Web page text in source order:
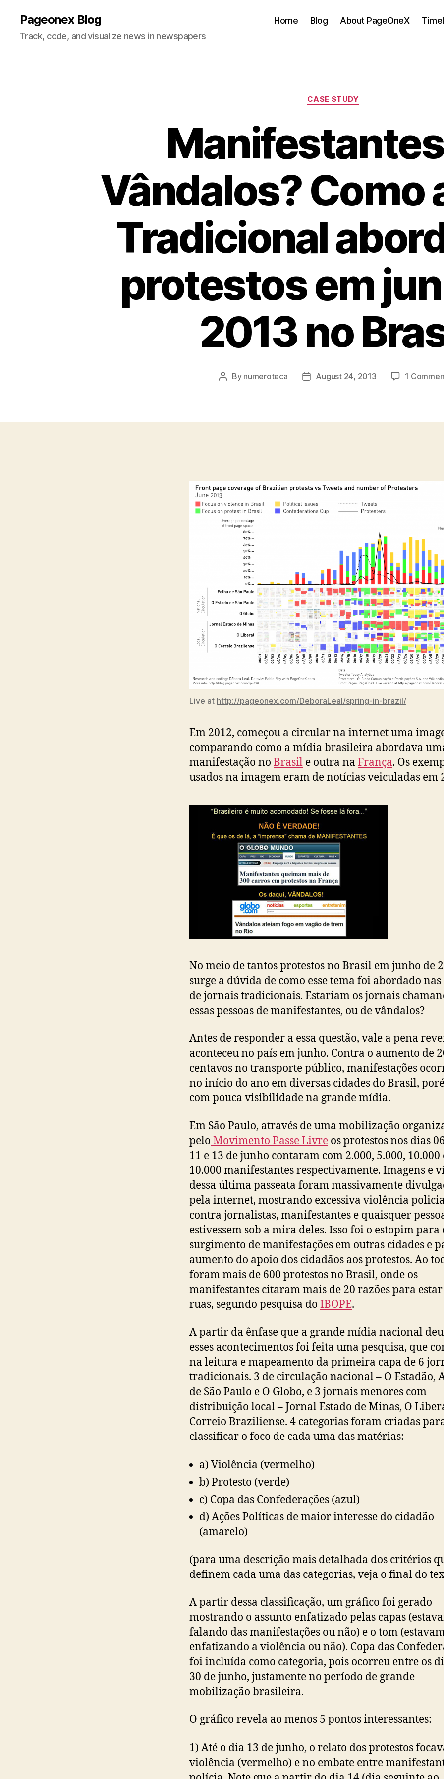
Pageonex Blog
Track, code, and visualize news in newspapers
Home Blog About PageOneX
Categories
CASE STUDY
Vândalos? Como
Tradicional
protestos em
2013 no
Post
By numeroteca
PostAugust 24, 2013 1
Live at http://pageonex.com/DeboraLeal/spring-in-brazil/
Em 2012, começou a circular na internet uma
comparando como a mídia brasileira abordava
manifestação no Brasil e outra na França. Os
usados na imagem eram de notícias veiculadas em
No meio de tantos protestos no Brasil em junho de
surge a dúvida de como esse tema foi abordado nas
de jornais tradicionais. Estariam os jornais
essas pessoas de manifestantes, ou de vândalos?
Antes de responder a essa questão, vale a pena
aconteceu no país em junho. Contra o aumento de
centavos no transporte público, manifestações
no início do ano em diversas cidades do Brasil,
com pouca visibilidade na grande mídia.
Em São Paulo, através de uma mobilização
pelo Movimento Passe Livre os protestos nos dias
11 e 13 de junho contaram com 2.000, 5.000, 10.000
10.000 manifestantes respectivamente. Imagens e
dessa última passeata foram massivamente
pela internet, mostrando excessiva violência
contra jornalistas, manifestantes e quaisquer
estivessem sob a mira deles. Isso foi o estopim para
surgimento de manifestações em outras cidades e
aumento do apoio dos cidadãos aos protestos. Ao
foram mais de 600 protestos no Brasil, onde os
manifestantes citaram mais de 20 razões para
ruas, segundo pesquisa do IBOPE.
A partir da ênfase que a grande mídia nacional
esses acontecimentos foi feita uma pesquisa, que
na leitura e mapeamento da primeira capa de 6
tradicionais. 3 de circulação nacional – O Estadão,
de São Paulo e O Globo, e 3 jornais menores com
distribuição local – Jornal Estado de Minas, O
Correio Braziliense. 4 categorias foram criadas
classificar o foco de cada uma das matérias:
a) Violência (vermelho)
b) Protesto (verde)
c) Copa das Confederações (azul)
d) Ações Políticas de maior interesse do cidadão
(amarelo)
(para uma descrição mais detalhada dos critérios
definem cada uma das categorias, veja o final do
A partir dessa classificação, um gráfico foi gerado
mostrando o assunto enfatizado pelas capas
falando das manifestações ou não) e o tom
enfatizando a violência ou não). Copa das
foi incluída como categoria, pois ocorreu entre os
30 de junho, justamente no período de grande
mobilização brasileira.
O gráfico revela ao menos 5 pontos interessantes:
1) Até o dia 13 de junho, o relato dos protestos
violência (vermelho) e no embate entre